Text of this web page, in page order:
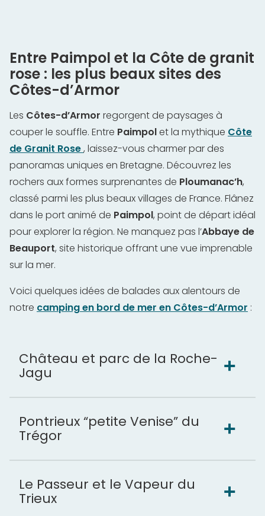
Entre Paimpol et la Côte de granit
rose : les plus beaux sites des
Côtes-d’Armor
Les Côtes-d’Armor regorgent de paysages à
couper le souffle. Entre Paimpolet la mythique Côte
de Granit Rose, laissez-vous charmer par des
panoramas uniques en Bretagne. Découvrez les
rochers aux formes surprenantes de Ploumanac’h,
classé parmi les plus beaux villages de France. Flânez
dans le port animé de Paimpol, point de départ idéal
pour explorer la région. Ne manquez pas l’Abbaye de
Beauport, site historique offrant une vue imprenable
sur la mer.
Voici quelques idées de balades aux alentours de
notre camping en bord de mer en Côtes-d’Armor :
Château et parc de la Roche-
Jagu
Pontrieux “petite Venise” du
Trégor
Le Passeur et le Vapeur du
Trieux